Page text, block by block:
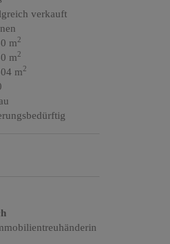
verkauft
m2
m2
m2